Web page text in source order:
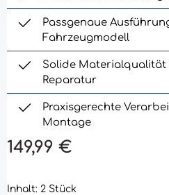
Passgenaue
Fahrzeugmodell
Solide
Reparatur
Praxisgerechte
Montage
149,99 €
Inhalt: 2 Stück